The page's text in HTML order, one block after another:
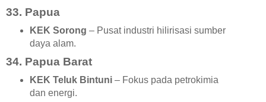
33. Papua
KEK Sorong – Pusat industri hilirisasi sumber
daya alam.
34. Papua Barat
KEK Teluk Bintuni– Fokus pada petrokimia
dan energi.